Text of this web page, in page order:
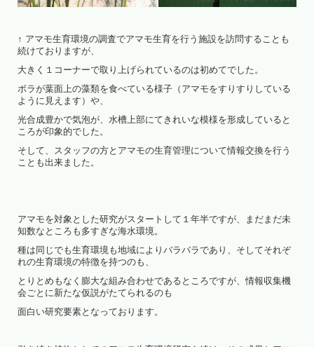
↑ アマモ生育環境の調査でアマモ生育を行う施設を訪問することも
続けておりますが、
大きく１コーナーで取り上げられているのは初めてでした。
ボラが葉面上の藻類を食べている様子（アマモをすりすりしている
ように見えます）や、
光合成豊かで気泡が、水槽上部にてきれいな模様を形成していると
ころが印象的でした。
そして、スタッフの方とアマモの生育管理について情報交換を行う
ことも出来ました。
アマモを対象とした研究がスタートして１年半ですが、まだまだ未
知数なところも多すぎな海水環境。
種は同じでも生育環境も地域によりバラバラであり、そしてそれぞ
れの生育環境の特徴を持つのも、
とりとめもなく膨大な組み合わせであるところですが、情報収集機
会ごとに新たな仮説がたてられるのも
面白い研究要素となっております。